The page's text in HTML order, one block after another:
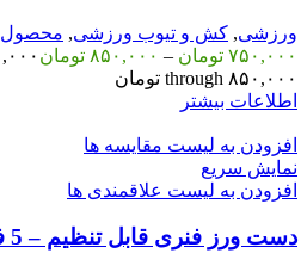
ورزشی, کش و تیوب ورزشی, محصول
۷۵۰,۰۰۰ تومان – ۸۵۰,۰۰۰ تومان
through ۸۵۰,۰۰۰ تومان
اطلاعات بیشتر
افزودن به لیست مقایسه ها
نمایش سریع
افزودن به لیست علاقمندی ها
دست ورز فنری قابل تنظیم – 5 فنره درجه یک